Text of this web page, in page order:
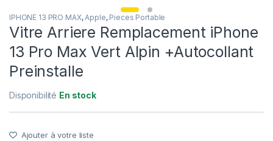
IPHONE 13 PRO MAX,Apple, Pieces Portable
Vitre Arriere Remplacement iPhone
13 Pro Max Vert Alpin +Autocollant
Preinstalle
Disponibilité En stock
Ajouter à votre liste